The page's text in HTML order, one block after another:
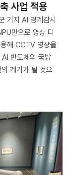
사업 적용
기지 AI 경계감시
만으로 영상 디
해 CCTV 영상을
반도체의 국방
계기가 될 것으